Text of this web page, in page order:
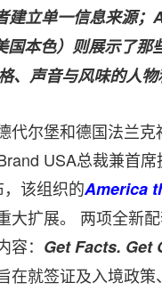
建立单一信息来源
本色）则展示了那
、声音与风味的人物
代尔堡和德国法兰克
USA总裁兼首席
该组织的America
大扩展。 两项全新
： Get Facts. Get
在就签证及入境政策